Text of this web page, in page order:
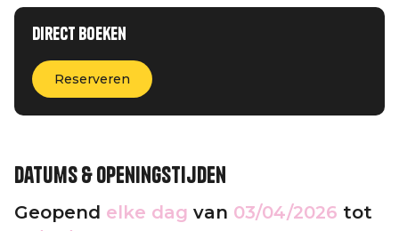
Direct boeken
Reserveren
Datums & openingstijden
Geopend elke dag van 03/04/2026 tot